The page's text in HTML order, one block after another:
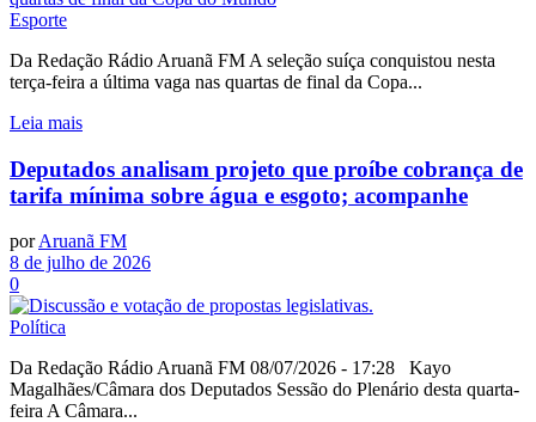
Esporte
Da Redação Rádio Aruanã FM A seleção suíça conquistou nesta
terça-feira a última vaga nas quartas de final da Copa...
Leia mais
Deputados analisam projeto que proíbe cobrança de
tarifa mínima sobre água e esgoto; acompanhe
porAruanã FM
8 de julho de 2026
0
Política
Da Redação Rádio Aruanã FM 08/07/2026 - 17:28 Kayo
Magalhães/Câmara dos Deputados Sessão do Plenário desta quarta-
feira A Câmara...